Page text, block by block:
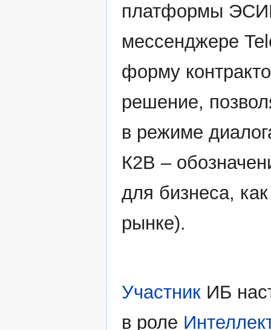
платформы
мессенджере
форму
решение,
в режиме
К2В –
для бизнеса,
рынке).
Участник ИБ
в роле